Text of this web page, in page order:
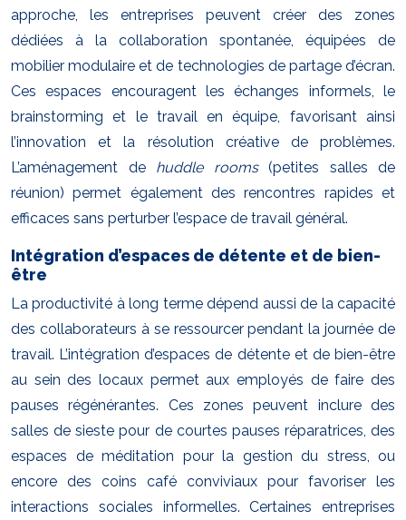
approche, les entreprises peuvent créer des zones
dédiées à la collaboration spontanée, équipées de
mobilier modulaire et de technologies de partage d’écran.
Ces espaces encouragent les échanges informels, le
brainstorming et le travail en équipe, favorisant ainsi
l’innovation et la résolution créative de problèmes.
L’aménagement de huddle rooms (petites salles de
réunion) permet également des rencontres rapides et
efficaces sans perturber l’espace de travail général.
Intégration d’espaces de détente et de bien-
être
La productivité à long terme dépend aussi de la capacité
des collaborateurs à se ressourcer pendant la journée de
travail. L’intégration d’espaces de détente et de bien-être
au sein des locaux permet aux employés de faire des
pauses régénérantes. Ces zones peuvent inclure des
salles de sieste pour de courtes pauses réparatrices, des
espaces de méditation pour la gestion du stress, ou
encore des coins café conviviaux pour favoriser les
interactions sociales informelles. Certaines entreprises